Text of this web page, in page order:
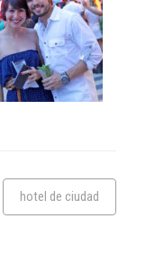
hotel de ciudad